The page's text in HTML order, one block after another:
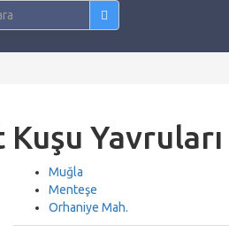
Yavruları
Muğla
Menteşe
Orhaniye Mah.